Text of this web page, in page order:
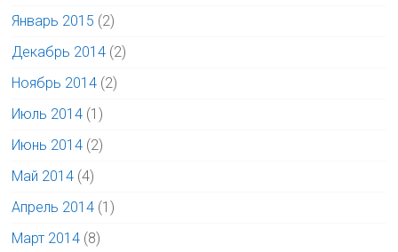
Январь 2015 (2)
Декабрь 2014 (2)
Ноябрь 2014 (2)
Июль 2014 (1)
Июнь 2014 (2)
Май 2014 (4)
Апрель 2014 (1)
Март 2014 (8)